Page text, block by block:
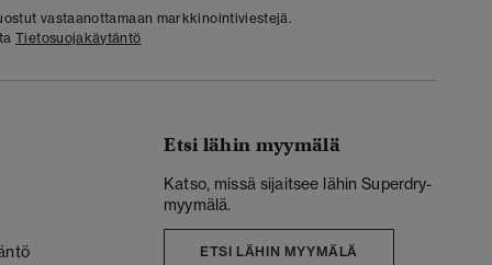
vastaanottamaan markkinointiviestejä.
Tietosuojakäytäntö
Etsi lähin myymälä
Katso, missä sijaitsee lähin Superdry-
myymälä.
ETSI LÄHIN MYYMÄLÄ